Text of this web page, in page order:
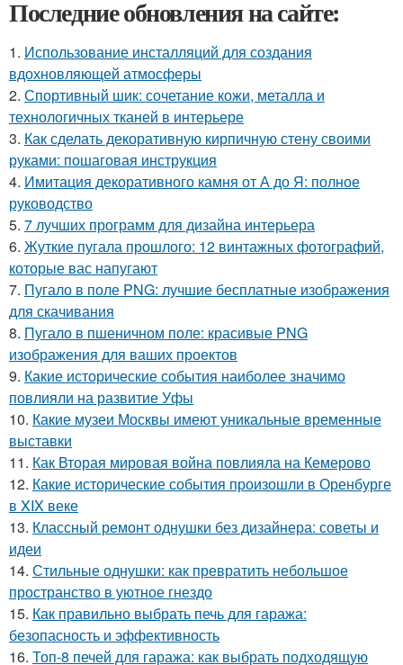
Последние обновления на сайте:
1. Использование инсталляций для создания
вдохновляющей атмосферы
2. Спортивный шик: сочетание кожи, металла и
технологичных тканей в интерьере
3. Как сделать декоративную кирпичную стену своими
руками: пошаговая инструкция
4. Имитация декоративного камня от А до Я: полное
руководство
5. 7 лучших программ для дизайна интерьера
6. Жуткие пугала прошлого: 12 винтажных фотографий,
которые вас напугают
7. Пугало в поле PNG: лучшие бесплатные изображения
для скачивания
8. Пугало в пшеничном поле: красивые PNG
изображения для ваших проектов
9. Какие исторические события наиболее значимо
повлияли на развитие Уфы
10. Какие музеи Москвы имеют уникальные временные
выставки
11. Как Вторая мировая война повлияла на Кемерово
12. Какие исторические события произошли в Оренбурге
в XIX веке
13. Классный ремонт однушки без дизайнера: советы и
идеи
14. Стильные однушки: как превратить небольшое
пространство в уютное гнездо
15. Как правильно выбрать печь для гаража:
безопасность и эффективность
16. Топ-8 печей для гаража: как выбрать подходящую